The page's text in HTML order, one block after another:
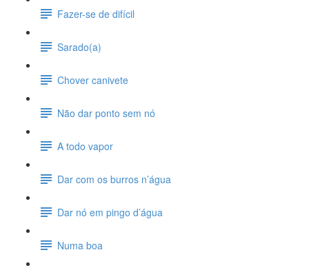
Fazer-se de difícil
Sarado(a)
Chover canivete
Não dar ponto sem nó
A todo vapor
Dar com os burros n’água
Dar nó em pingo d’água
Numa boa